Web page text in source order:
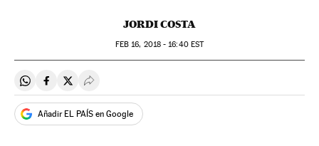
JORDI COSTA
FEB 16, 2018 - 16:40EST
Compartir en Whatsapp
Compartir en Facebook
Compartir en Twitter
Desplegar Redes Sociales
Añadir EL PAÍS en Google